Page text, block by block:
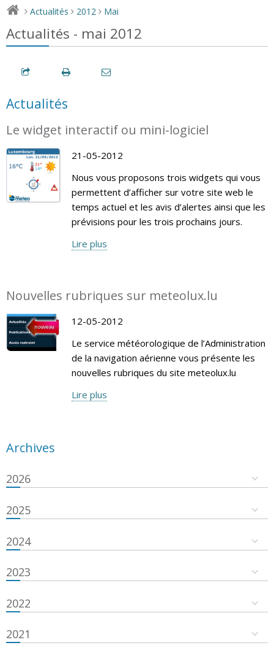
> Actualités > 2012 > Mai
Actualités - mai 2012
Actualités
Le widget interactif ou mini-logiciel
21-05-2012
Nous vous proposons trois widgets qui vous
permettent d’afficher sur votre site web le
temps actuel et les avis d’alertes ainsi que les
prévisions pour les trois prochains jours.
Lire plus
Nouvelles rubriques sur meteolux.lu
12-05-2012
Le service météorologique de l’Administration
de la navigation aérienne vous présente les
nouvelles rubriques du site meteolux.lu
Lire plus
Archives
2026
2025
2024
2023
2022
2021